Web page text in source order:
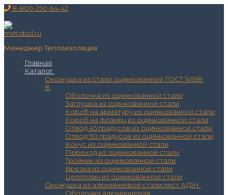
Перейти
содержимому
Меню
Закрыть
8-800-250-64-42
Менеджер Теплоизоляция
Главная
Каталог
Окожушка из стали оцинкованной ГОСТ 14918-
8
Оболочка из оцинкованной стали
Заглушка из оцинкованной стали
Короб на арматуру из оцинкованной стали
Короб на фланец из оцинкованной стали
Отвод 45 градусов из оцинкованной стали
Отвод 90 градусов из оцинкованной стали
Конус из оцинкованной стали
Переход из оцинкованной стали
Тройник из оцинкованной стали
Врезка из оцинкованной стали
Цеппелин из оцинкованной стали
Окожушка из алюминиевой стали лист АД1Н
Оболочка алюминиевая